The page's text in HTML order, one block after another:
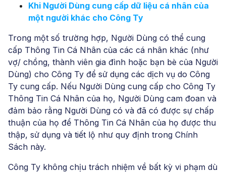
Khi Người Dùng cung cấp dữ liệu cá nhân của
một người khác cho Công Ty
Trong một số trường hợp, Người Dùng có thể cung
cấp Thông Tin Cá Nhân của các cá nhân khác (như
vợ/ chồng, thành viên gia đình hoặc bạn bè của Người
Dùng) cho Công Ty để sử dụng các dịch vụ do Công
Ty cung cấp. Nếu Người Dùng cung cấp cho Công Ty
Thông Tin Cá Nhân của họ, Người Dùng cam đoan và
đảm bảo rằng Người Dùng có và đã có được sự chấp
thuận của họ để Thông Tin Cá Nhân của họ được thu
thập, sử dụng và tiết lộ như quy định trong Chính
Sách này.
Công Ty không chịu trách nhiệm về bất kỳ vi phạm dù